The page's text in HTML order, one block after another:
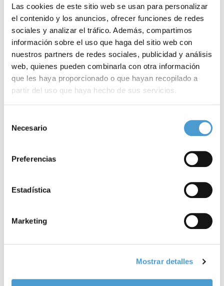
Las cookies de este sitio web se usan para personalizar
el contenido y los anuncios, ofrecer funciones de redes
sociales y analizar el tráfico. Además, compartimos
información sobre el uso que haga del sitio web con
nuestros partners de redes sociales, publicidad y análisis
web, quienes pueden combinarla con otra información
que les haya proporcionado o que hayan recopilado a
partir del uso que haya hecho de sus servicios.
de cookies
Necesario
Preferencias
Estadística
Marketing
Mostrar detalles
Colis, quien fue codirector durante más de 30 años del primer
centro de rehabilitación Laboral de la Comunidad de Madrid y
cocreador, junto con Virginia Galilea, del modelo de rehabilitación
laboral vigente hasta la fecha.
Puede consultar las bases de la convocatoria en laweb de la
AMRP
Noticias
relacionadas